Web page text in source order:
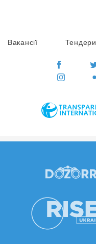
Вакансії Тендери